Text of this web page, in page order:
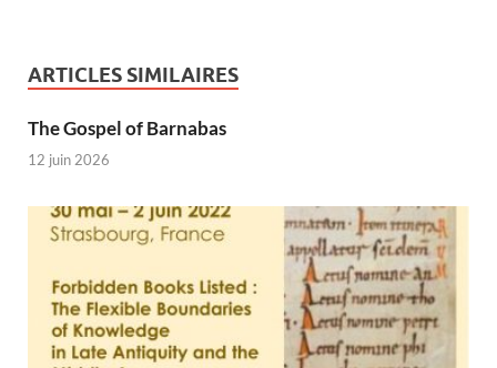
ARTICLES SIMILAIRES
The Gospel of Barnabas
12 juin 2026